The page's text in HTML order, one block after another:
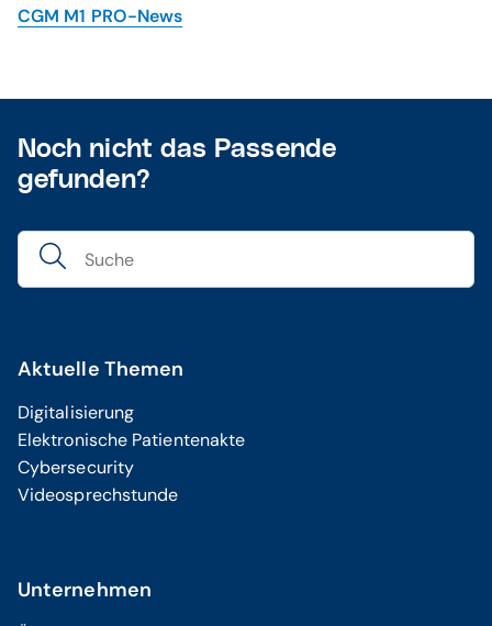
CGM M1 PRO-News
Noch nicht das Passende
gefunden?
Aktuelle Themen
Digitalisierung
Elektronische Patientenakte
Cybersecurity
Videosprechstunde
Unternehmen